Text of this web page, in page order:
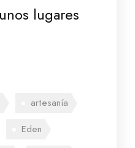
lugares
artesanía
Eden